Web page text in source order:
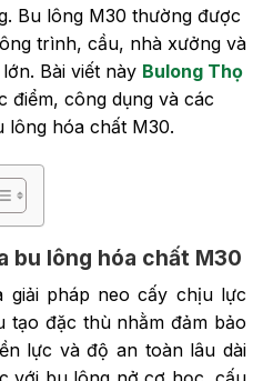
Bu lông M30 thường được
trình, cầu, nhà xưởng và
Bài viết này Bulong Thọ
điểm, công dụng và các
lông hóa chất M30.
bu lông hóa chất M30
giải pháp neo cấy chịu lực
tạo đặc thù nhằm đảm bảo
lực và độ an toàn lâu dài